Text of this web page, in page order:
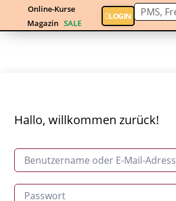
Online-Kurse
Magazin SALE
LOGIN
Hallo, willkommen zurück!